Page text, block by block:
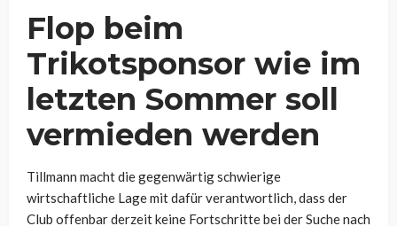
Flop beim
Trikotsponsor wie im
letzten Sommer soll
vermieden werden
Tillmann macht die gegenwärtig schwierige
wirtschaftliche Lage mit dafür verantwortlich, dass der
Club offenbar derzeit keine Fortschritte bei der Suche nach